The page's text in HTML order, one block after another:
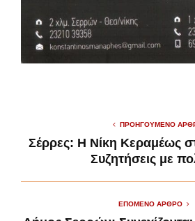
ΠΡΟΗΓΟΎΜΕΝΟ
Σέρρες: Η Νίκη Κεραμέως
Συζητήσεις με
ΕΠΌΜΕΝΟ ΆΡΘΡΟ